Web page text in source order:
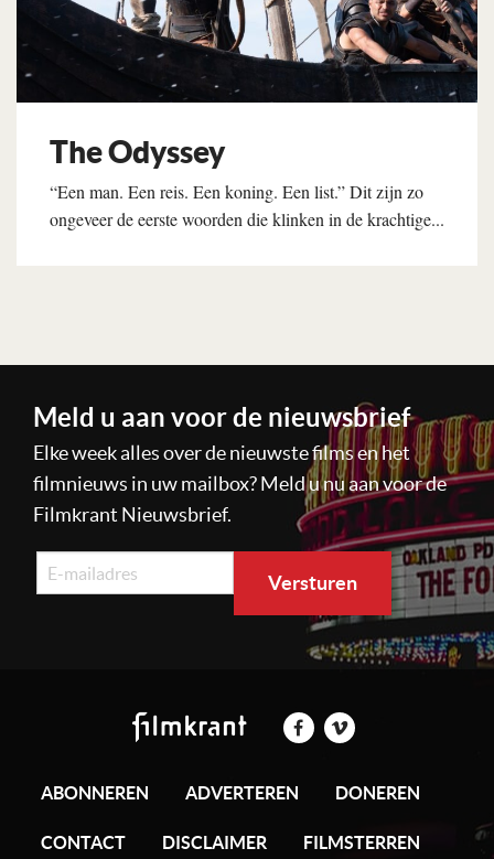
The Odyssey
“Een man. Een reis. Een koning. Een list.” Dit zijn zo
ongeveer de eerste woorden die klinken in de krachtige...
Meld u aan voor de nieuwsbrief
Elke week alles over de nieuwste films en het
filmnieuws in uw mailbox? Meld u nu aan voor de
Filmkrant Nieuwsbrief.
ABONNEREN ADVERTEREN DONEREN
CONTACT DISCLAIMER FILMSTERREN